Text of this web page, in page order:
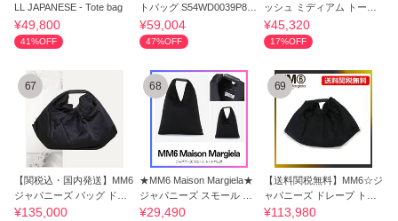
LL JAPANESE - Tote bag
¥49,800
41%OFF
トバッグ S54WD0039P839
6T2164
¥59,004
47%OFF
ッシュ ミディアム トート
バッグ
¥45,320
17%OFF
67
【関税込・国内発送】MM6
ジャパニーズ バッグ ドレ
ープ トート
¥135,000
68
★MM6 Maison Margiela★
ジャパニーズ スモール ト
ートバッグ
¥29,490
69
【送料関税無料】MM6☆ジ
ャパニーズ ドレープ トー
トバッグ
¥113,980